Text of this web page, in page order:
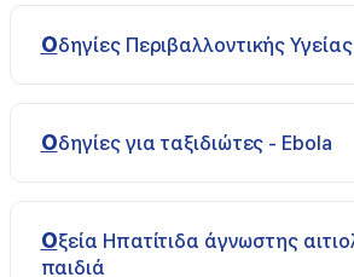
Οδηγίες Περιβαλλοντικής Υγείας
Οδηγίες για ταξιδιώτες - Ebola
Οξεία Ηπατίτιδα άγνωστης αιτιολογίας σε
παιδιά